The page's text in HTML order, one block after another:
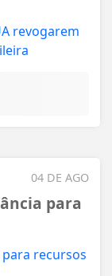
04 DE AGO
para